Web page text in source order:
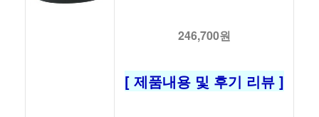
246,700원
[ 제품내용 및 후기 리뷰 ]